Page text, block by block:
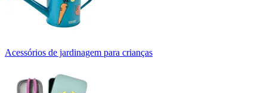
Acessórios de jardinagem para crianças